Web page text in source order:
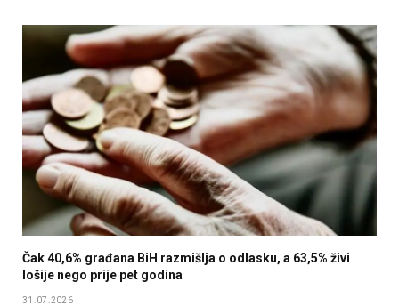
Čak 40,6% građana BiH razmišlja o odlasku, a 63,5% živi
lošije nego prije pet godina
31.07.2026